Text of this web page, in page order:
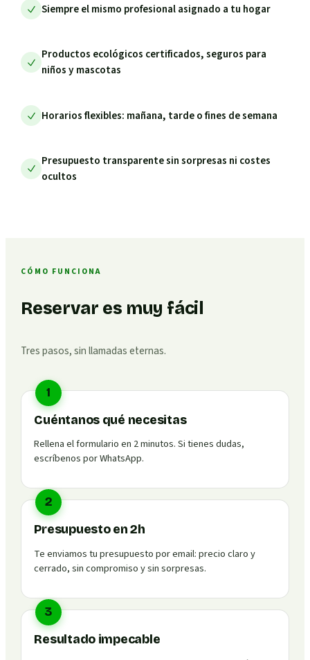
Siempre el mismo profesional asignado a tu hogar
Productos ecológicos certificados, seguros para
niños y mascotas
Horarios flexibles: mañana, tarde o fines de semana
Presupuesto transparente sin sorpresas ni costes
ocultos
CÓMO FUNCIONA
Reservar es muy fácil
Tres pasos, sin llamadas eternas.
1
Cuéntanos qué necesitas
Rellena el formulario en 2 minutos. Si tienes dudas,
escríbenos por WhatsApp.
2
Presupuesto en 2h
Te enviamos tu presupuesto por email: precio claro y
cerrado, sin compromiso y sin sorpresas.
3
Resultado impecable